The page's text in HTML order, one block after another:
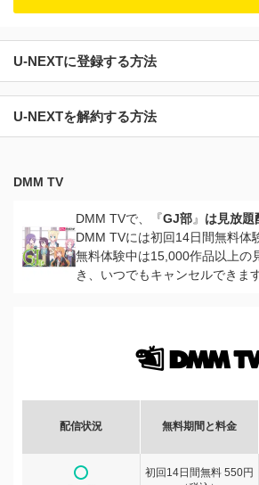
U-NEXTに登録する方法
U-NEXTを解約する方法
DMM TV
DMM TVで、『GJ部』 は見放題
DMM TVには初回14日間無料体
無料体験中は15,000作品以上の
き、いつでもキャンセルできます
配信状況 無料期間と料金
初回14日間無料 550円